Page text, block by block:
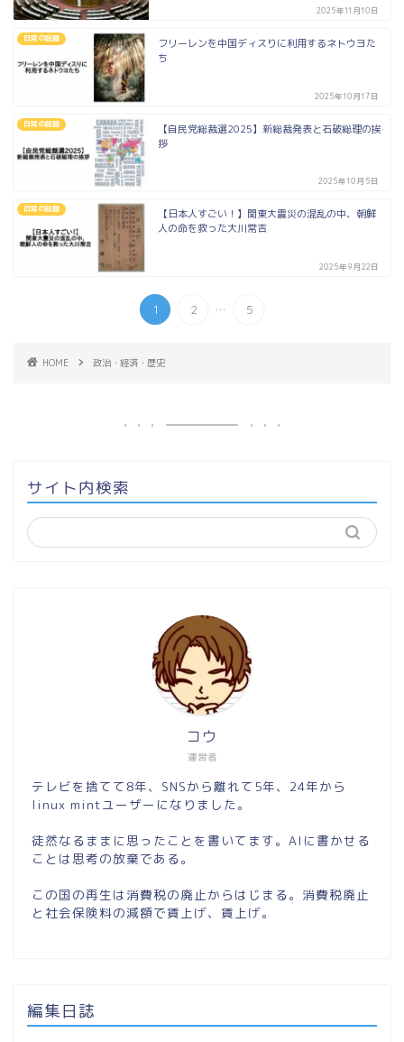
2025年11月10日
日常の話題
フリーレンを中国ディスりに利用するネトウヨた
ち
2025年10月17日
日常の話題
【自民党総裁選2025】新総裁発表と石破総理の挨
拶
2025年10月5日
日常の話題
【日本人すごい！】関東大震災の混乱の中、朝鮮
人の命を救った大川常吉
2025年9月22日
1 2 ... 5
HOME 政治・経済・歴史
サイト内検索
運営者
コウ
テレビを捨てて8年、SNSから離れて5年、24年から
linux mintユーザーになりました。
徒然なるままに思ったことを書いてます。AIに書かせる
ことは思考の放棄である。
この国の再生は消費税の廃止からはじまる。消費税廃止
と社会保険料の減額で賃上げ、賃上げ。
編集日誌